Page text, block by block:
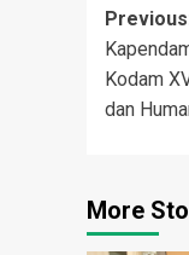
Post
Kodam
dan
More